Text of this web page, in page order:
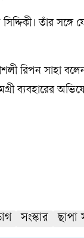
তাঁর
রিপন সাহা
ব্যবহারের
সংস্কার ছাপা